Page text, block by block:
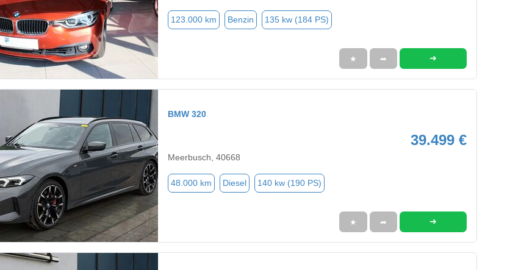
123.000 km Benzin 135 kw (184 PS)
★ ➦ ➜
BMW 320
39.499 €
Meerbusch, 40668
48.000 km Diesel 140 kw (190 PS)
★ ➦ ➜